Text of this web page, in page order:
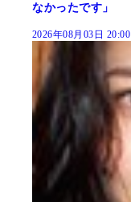
なかったです」
2026年08月03日 20:00